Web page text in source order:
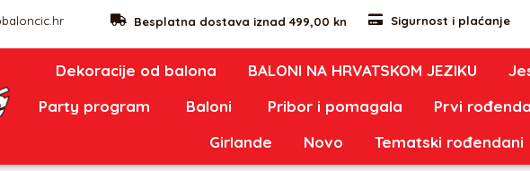
Besplatna dostava iznad 499,00 kn Sigurnost i plaćanje
Dekoracije od balona BALONI NA HRVATSKOM JEZIKU
Party program
Baloni Pribor i pomagala Prvi
Girlande
Novo Tematski rođendani